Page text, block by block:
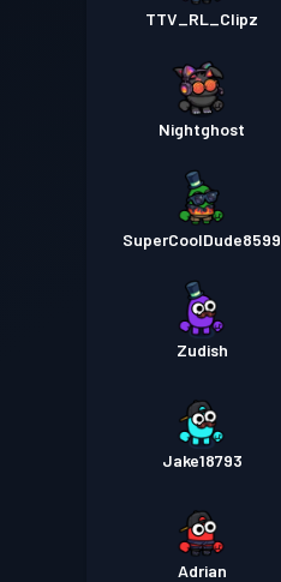
TTV_RL_Clipz
Nightghost
SuperCoolDude8599
Zudish
Jake18793
Adrian